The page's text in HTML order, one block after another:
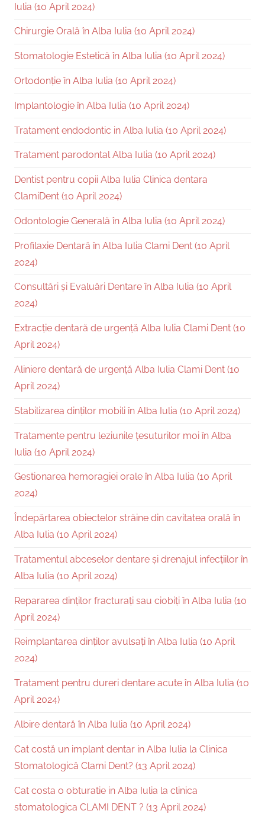
Iulia (10 April 2024)
Chirurgie Orală în Alba Iulia (10 April 2024)
Stomatologie Estetică în Alba Iulia (10 April 2024)
Ortodonție în Alba Iulia (10 April 2024)
Implantologie în Alba Iulia (10 April 2024)
Tratament endodontic in Alba Iulia (10 April 2024)
Tratament parodontal Alba Iulia (10 April 2024)
Dentist pentru copii Alba Iulia Clinica dentara
ClamiDent (10 April 2024)
Odontologie Generală în Alba Iulia (10 April 2024)
Profilaxie Dentară în Alba Iulia Clami Dent (10 April
2024)
Consultări și Evaluări Dentare în Alba Iulia (10 April
2024)
Extracție dentară de urgență Alba Iulia Clami Dent (10
April 2024)
Aliniere dentară de urgență Alba Iulia Clami Dent (10
April 2024)
Stabilizarea dinților mobili în Alba Iulia (10 April 2024)
Tratamente pentru leziunile țesuturilor moi în Alba
Iulia (10 April 2024)
Gestionarea hemoragiei orale în Alba Iulia (10 April
2024)
Îndepărtarea obiectelor străine din cavitatea orală în
Alba Iulia (10 April 2024)
Tratamentul abceselor dentare și drenajul infecțiilor în
Alba Iulia (10 April 2024)
Repararea dinților fracturați sau ciobiți în Alba Iulia (10
April 2024)
Reimplantarea dinților avulsați în Alba Iulia (10 April
2024)
Tratament pentru dureri dentare acute în Alba Iulia (10
April 2024)
Albire dentară în Alba Iulia (10 April 2024)
Cat costă un implant dentar in Alba Iulia la Clinica
Stomatologică Clami Dent? (13 April 2024)
Cat costa o obturatie in Alba Iulia la clinica
stomatologica CLAMI DENT ? (13 April 2024)